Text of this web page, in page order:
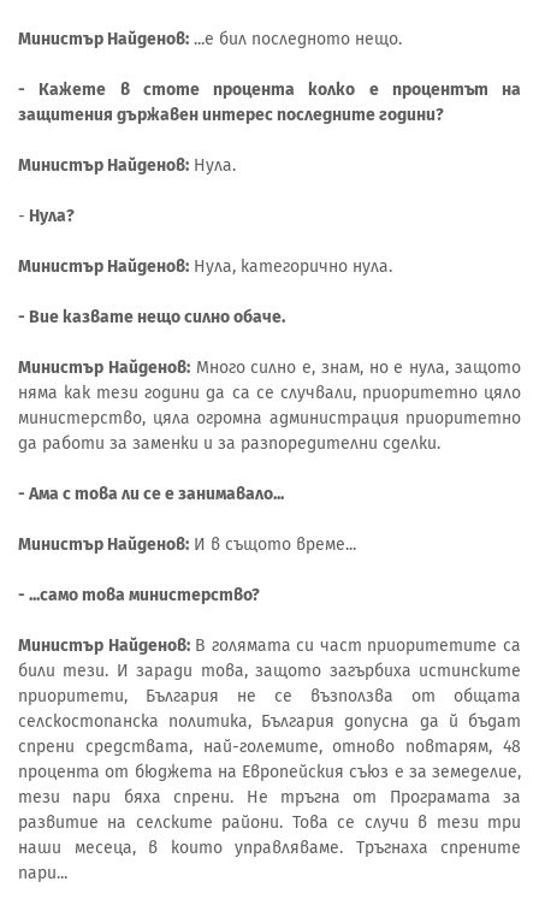
Министър Найденов: ...е бил последното нещо.
- Кажете в стоте процента колко е процентът на
защитения държавен интерес последните години?
Министър Найденов: Нула.
- Нула?
Министър Найденов: Нула, категорично нула.
- Вие казвате нещо силно обаче.
Министър Найденов:Много силно е, знам, но е нула, защото
няма как тези години да са се случвали, приоритетно цяло
министерство, цяла огромна администрация приоритетно
да работи за заменки и за разпоредителни сделки.
- Ама с това ли се е занимавало...
Министър Найденов: И в същото време...
- ...само това министерство?
Министър Найденов:В голямата си част приоритетите са
били тези. И заради това, защото загърбиха истинските
приоритети, България не се възползва от общата
селскостопанска политика, България допусна да й бъдат
спрени средствата, най-големите, отново повтарям, 48
процента от бюджета на Европейския съюз е за земеделие,
тези пари бяха спрени. Не тръгна от Програмата за
развитие на селските райони. Това се случи в тези три
наши месеца, в които управляваме. Тръгнаха спрените
пари...